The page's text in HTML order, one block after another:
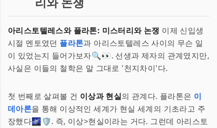
아리스토텔레스와 플라톤: 미스터리와 논쟁 이제 신입생
시절 멘토였던 플라톤과 아리스토텔레스 사이의 무슨 일
이 있었는지 들어가보자🔍👀. 선생과 제자의 관계였지만,
사실은 이들의 철학은 말 그대로 '천지차이'다.
첫 번째로 살펴볼 건 이상과 현실의 관계다. 플라톤은 이
데아론을 통해 이상적인 세계가 현실 세계의 기초라고 주
장했다🌌🛡️. 즉, 이상>현실이라는 거다. 그런데 아리스토